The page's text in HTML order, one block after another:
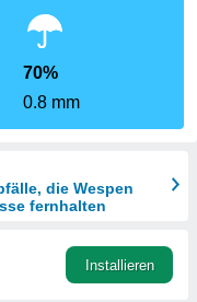
70%
0.8 mm
die Wespen
fernhalten
Installieren